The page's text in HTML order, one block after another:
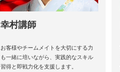
幸村講師
お客様やチームメイトを大切にする力
も一緒に培いながら、実践的なスキル
習得と即戦力化を支援します。